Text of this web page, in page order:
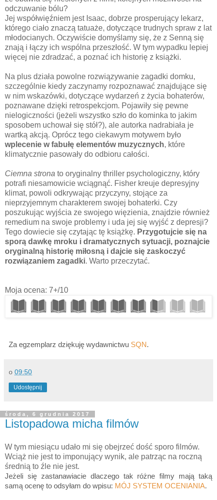
odczuwanie bólu?
Jej współwięźniem jest Isaac, dobrze prosperujący lekarz,
którego ciało znaczą tatuaże, dotyczące trudnych spraw z lat
młodocianych. Oczywiście domyślamy się, że z Senną się
znają i łączy ich wspólna przeszłość. W tym wypadku lepiej
więcej nie zdradzać, a poznać ich historię z książki.
Na plus działa powolne rozwiązywanie zagadki domku,
szczególnie kiedy zaczynamy rozpoznawać znajdujące się
w nim wskazówki, dotyczące wydarzeń z życia bohaterów,
poznawane dzięki retrospekcjom. Pojawiły się pewne
nielogiczności (jeżeli wszystko szło do kominka to jakim
sposobem uchował się stół?), ale autorka nadrabiała je
wartką akcją. Oprócz tego ciekawym motywem było
wplecenie w fabułę elementów muzycznych, które
klimatycznie pasowały do odbioru całości.
Ciemna strona to oryginalny thriller psychologiczny, który
potrafi niesamowicie wciągnąć. Fisher kreuje depresyjny
klimat, powoli odkrywając przyczyny, stojące za
nieprzyjemnym charakterem swojej bohaterki. Czy
poszukując wyjścia ze swojego więzienia, znajdzie również
remedium na swoje problemy i uda jej się wyjść z depresji?
Tego dowiecie się czytając tę książkę. Przygotujcie się na
sporą dawkę mroku i dramatycznych sytuacji, poznajcie
oryginalną historię miłosną i dajcie się zaskoczyć
rozwiązaniem zagadki. Warto przeczytać.
Moja ocena: 7+/10
Za egzemplarz dziękuję wydawnictwu SQN.
o 09:50
Udostępnij
środa, 6 grudnia 2017
Listopadowa micha filmów
W tym miesiącu udało mi się obejrzeć dość sporo filmów.
Wciąż nie jest to imponujący wynik, ale patrząc na roczną
średnią to źle nie jest.
Jeżeli się zastanawiacie dlaczego tak różne filmy mają taką
samą ocenę to odsyłam do wpisu: MÓJ SYSTEM OCENIANIA.